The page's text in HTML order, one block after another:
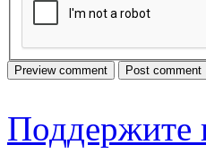
Поддержите